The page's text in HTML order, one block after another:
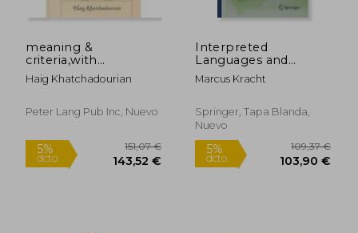
99,00 €
meaning &
criteria,with
applications to
various philosophical
Haig Khatchadourian
Peter Lang Pub Inc, Nuevo
Interpreted
Languages and
Compositionality:
Volume 89 (Studies in
Philosophy)
Marcus Kracht
Springer, Tapa Blanda,
Nuevo